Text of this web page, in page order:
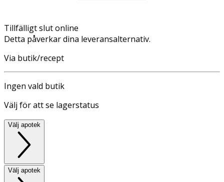
Tillfälligt slut online
Detta påverkar dina leveransalternativ.
Via butik/recept
Ingen vald butik
Välj för att se lagerstatus
Välj apotek
Välj apotek